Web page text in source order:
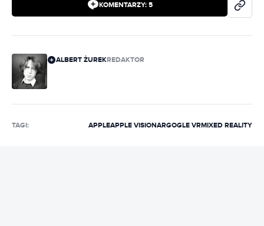
KOMENTARZY: 5
ALBERT ŻUREKREDAKTOR
TAGI: APPLEAPPLE VISIONARGOGLE VRMIXED REALITY